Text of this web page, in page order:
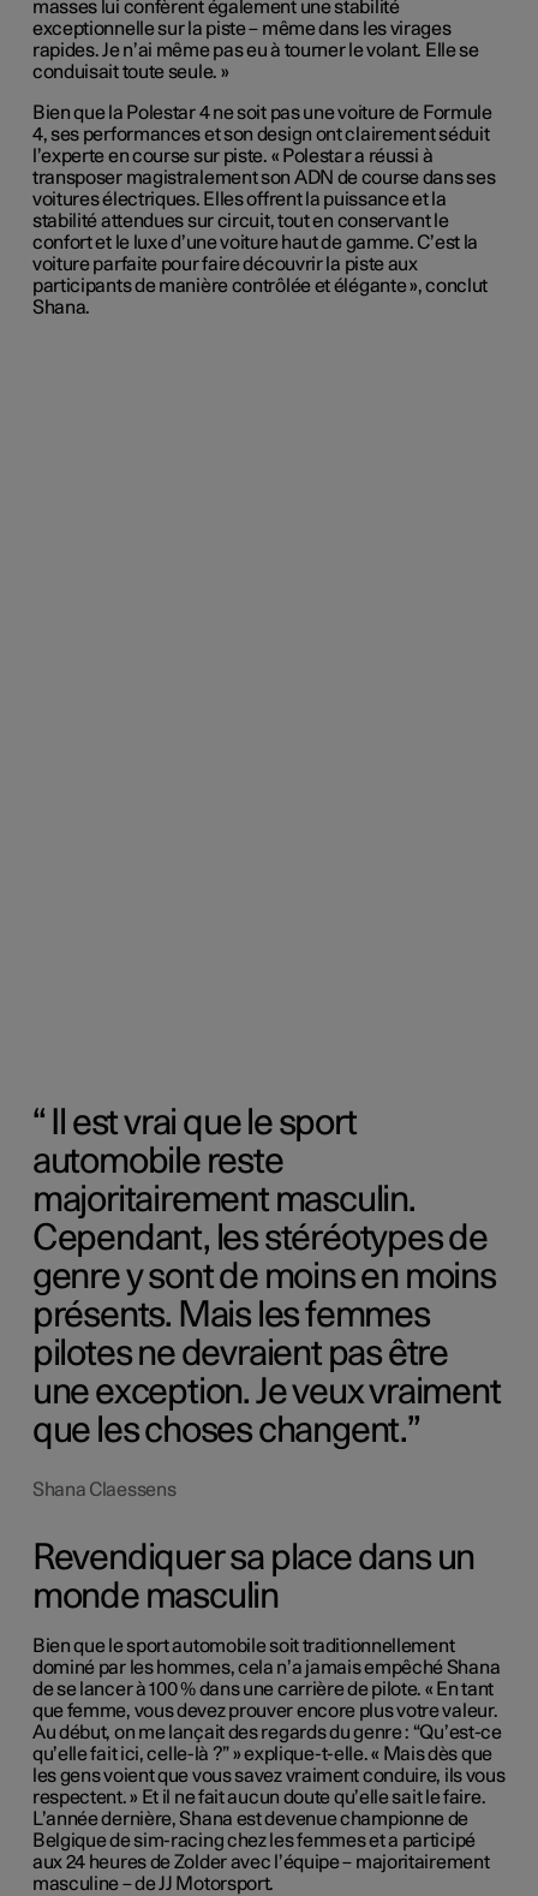
masses lui confèrent également une stabilité
exceptionnelle sur la piste – même dans les virages
rapides. Je n’ai même pas eu à tourner le volant. Elle se
conduisait toute seule. »
Bien que la Polestar 4 ne soit pas une voiture de Formule
4, ses performances et son design ont clairement séduit
l’experte en course sur piste. « Polestar a réussi à
transposer magistralement son ADN de course dans ses
voitures électriques. Elles offrent la puissance et la
stabilité attendues sur circuit, tout en conservant le
confort et le luxe d’une voiture haut de gamme. C’est la
voiture parfaite pour faire découvrir la piste aux
participants de manière contrôlée et élégante », conclut
Shana.
Il est vrai que le sport
automobile reste
majoritairement masculin.
Cependant, les stéréotypes de
genre y sont de moins en moins
présents. Mais les femmes
pilotes ne devraient pas être
une exception. Je veux vraiment
que les choses changent.
Shana Claessens
Revendiquer sa place dans un
monde masculin
Bien que le sport automobile soit traditionnellement
dominé par les hommes, cela n’a jamais empêché Shana
de se lancer à 100 % dans une carrière de pilote. « En tant
que femme, vous devez prouver encore plus votre valeur.
Au début, on me lançait des regards du genre : “Qu’est-ce
qu’elle fait ici, celle-là ?” » explique-t-elle. « Mais dès que
les gens voient que vous savez vraiment conduire, ils vous
respectent. » Et il ne fait aucun doute qu’elle sait le faire.
L’année dernière, Shana est devenue championne de
Belgique de sim-racing chez les femmes et a participé
aux 24 heures de Zolder avec l’équipe – majoritairement
masculine – de JJ Motorsport.